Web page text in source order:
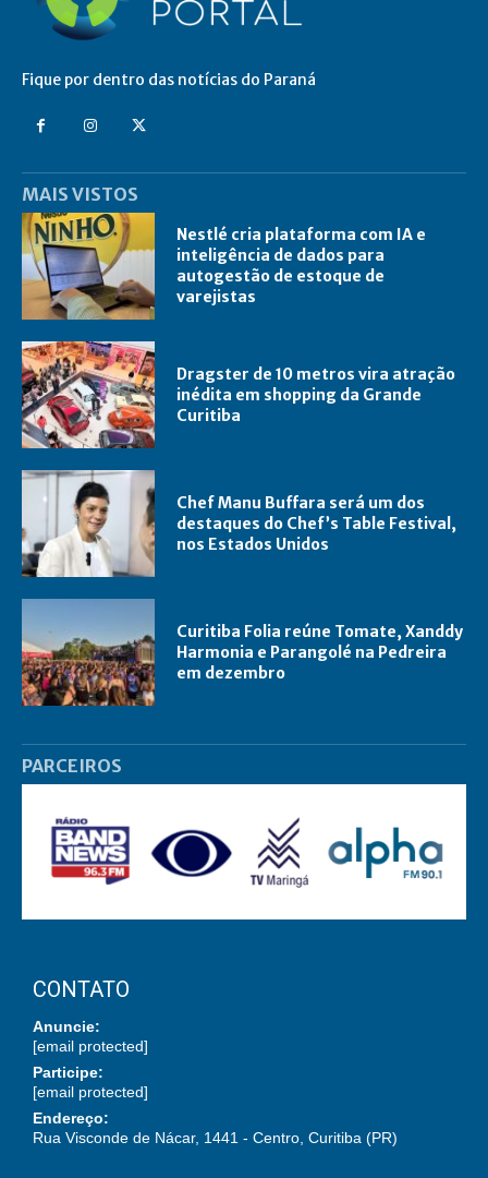
Fique por dentro das notícias do Paraná
MAIS VISTOS
Nestlé cria plataforma com IA e
inteligência de dados para
autogestão de estoque de
varejistas
Dragster de 10 metros vira atração
inédita em shopping da Grande
Curitiba
Chef Manu Buffara será um dos
destaques do Chef’s Table Festival,
nos Estados Unidos
Curitiba Folia reúne Tomate, Xanddy
Harmonia e Parangolé na Pedreira
em dezembro
PARCEIROS
CONTATO
Anuncie:
[email protected]
Participe:
[email protected]
Endereço:
Rua Visconde de Nácar, 1441 - Centro, Curitiba (PR)